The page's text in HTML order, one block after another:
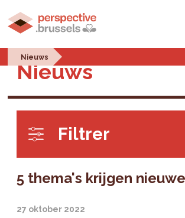
Nieuws
Nieuws
Filtrer
5 thema's krijgen
27 oktober 2022